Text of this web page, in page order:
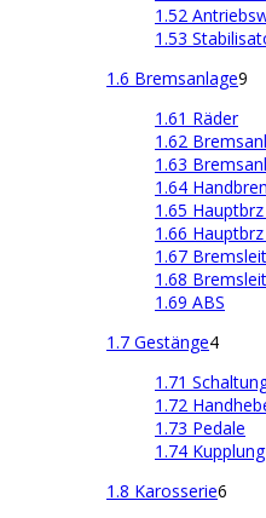
1.52
1.53
1.6 Bremsanlage9
1.61 Räder
1.62
1.63
1.64
1.65
1.66
1.67
1.68
1.69 ABS
1.7 Gestänge4
1.71
1.72
1.73 Pedale
1.74 Kupplung
1.8 Karosserie6